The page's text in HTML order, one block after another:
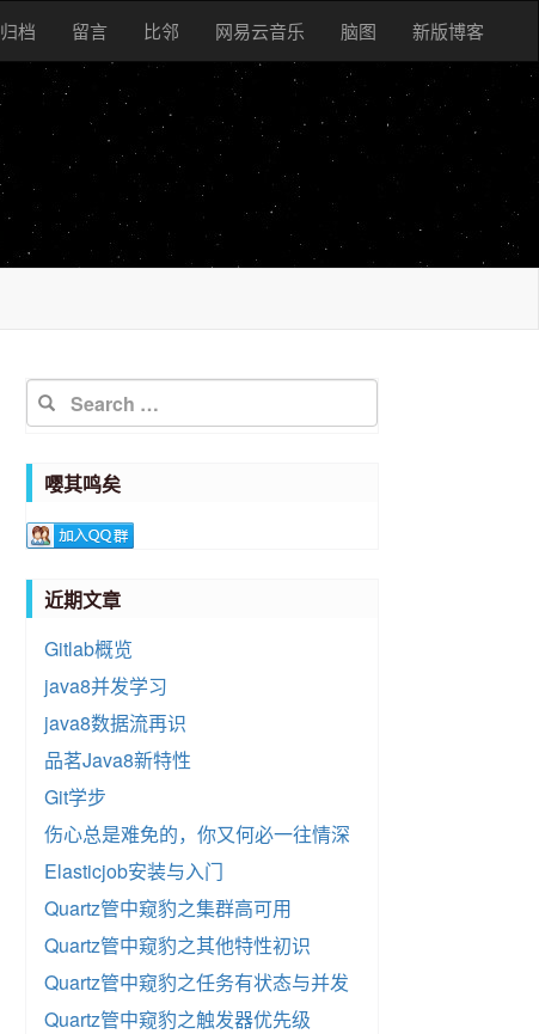
归档 留言 比邻 网易云音乐 脑图 新版博客
嘤其鸣矣
近期文章
Gitlab概览
java8并发学习
java8数据流再识
品茗Java8新特性
Git学步
伤心总是难免的，你又何必一往情深
Elasticjob安装与入门
Quartz管中窥豹之集群高可用
Quartz管中窥豹之其他特性初识
Quartz管中窥豹之任务有状态与并发
Quartz管中窥豹之触发器优先级